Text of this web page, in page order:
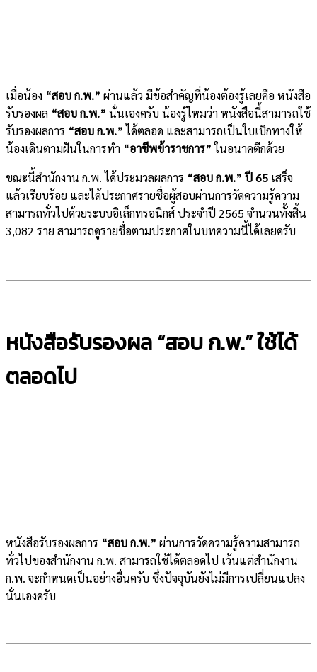
เมื่อน้อง “สอบ ก.พ.” ผ่านแล้ว มีข้อสำคัญที่น้องต้องรู้เลยคือ หนังสือ
รับรองผล “สอบ ก.พ.” นั่นเองครับ น้องรู้ไหมว่า หนังสือนี้สามารถใช้
รับรองผลการ “สอบ ก.พ.”ได้ตลอด และสามารถเป็นใบเบิกทางให้
น้องเดินตามฝันในการทำ “อาชีพข้าราชการ”ในอนาคตีกด้วย
ขณะนี้สำนักงาน ก.พ. ได้ประมวลผลการ “สอบ ก.พ.” ปี 65 เสร็จ
แล้วเรียบร้อย และได้ประกาศรายชื่อผู้สอบผ่านการวัดความรู้ความ
สามารถทั่วไปด้วยระบบอิเล็กทรอนิกส์ ประจำปี 2565 จำนวนทั้งสิ้น
3,082 ราย สามารถดูรายชื่อตามประกาศในบทความนี้ได้เลยครับ
หนังสือรับรองผล “สอบ ก.พ.” ใช้ได้
ตลอดไป
หนังสือรับรองผลการ “สอบ ก.พ.” ผ่านการวัดความรู้ความสามารถ
ทั่วไปของสำนักงาน ก.พ. สามารถใช้ได้ตลอดไป เว้นแต่สำนักงาน
ก.พ. จะกำหนดเป็นอย่างอื่นครับ ซึ่งปัจจุบันยังไม่มีการเปลี่ยนแปลง
นั่นเองครับ